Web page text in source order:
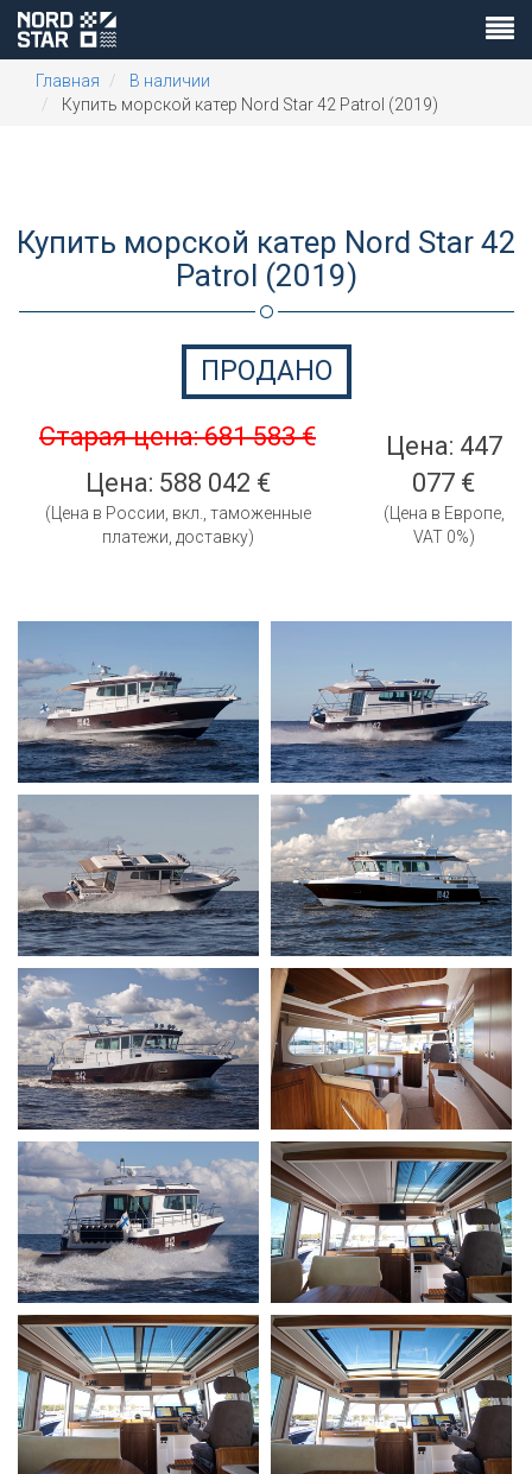
Главная
В наличии
Купить морской катер Nord Star 42 Patrol (2019)
Купить морской катер Nord Star 42
Patrol (2019)
ПРОДАНО
Старая цена: 681 583 €
Цена: 588 042 €
(Цена в России, вкл., таможенные
платежи, доставку)
Цена: 447
077 €
(Цена в Европе,
VAT 0%)